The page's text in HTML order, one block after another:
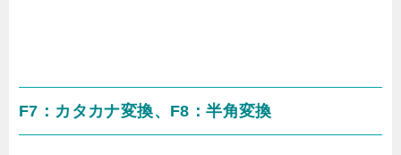
F7：カタカナ変換、F8：半角変換